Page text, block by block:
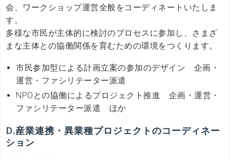
会、ワークショップ運営全般をコーディネートいたしま
す。
多様な市民が主体的に検討のプロセスに参加し、さまざ
まな主体との協働関係を育むための環境をつくります。
市民参加型による計画立案の参加のデザイン 企画・
運営・ファシリテーター派遣
NPOとの協働によるプロジェクト推進 企画・運営・
ファシリテーター派遣 ほか
D.産業連携・異業種プロジェクトのコーディネー
ション